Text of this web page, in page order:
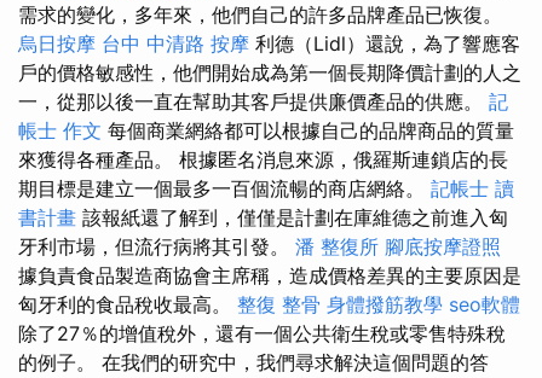
需求的變化，多年來，他們自己的許多品牌產品已恢復。
烏日按摩 台中 中清路 按摩 利德（Lidl）還說，為了響應客
戶的價格敏感性，他們開始成為第一個長期降價計劃的人之
一，從那以後一直在幫助其客戶提供廉價產品的供應。 記
帳士 作文 每個商業網絡都可以根據自己的品牌商品的質量
來獲得各種產品。 根據匿名消息來源，俄羅斯連鎖店的長
期目標是建立一個最多一百個流暢的商店網絡。 記帳士 讀
書計畫 該報紙還了解到，僅僅是計劃在庫維德之前進入匈
牙利市場，但流行病將其引發。 潘 整復所 腳底按摩證照
據負責食品製造商協會主席稱，造成價格差異的主要原因是
匈牙利的食品稅收最高。 整復 整骨 身體撥筋教學 seo軟體
除了27％的增值稅外，還有一個公共衛生稅或零售特殊稅
的例子。 在我們的研究中，我們尋求解決這個問題的答